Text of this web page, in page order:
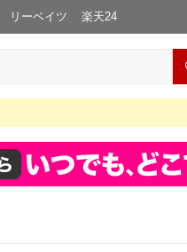
リーベイツ 楽天24